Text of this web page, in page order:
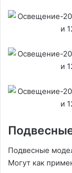
Подвесные
Могут как